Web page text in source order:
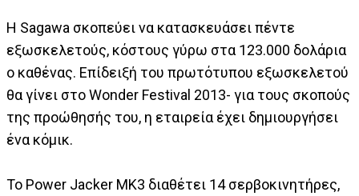
Η Sagawa σκοπεύει να κατασκευάσει πέντε
εξωσκελετούς, κόστους γύρω στα 123.000 δολάρια
ο καθένας. Επίδειξή του πρωτότυπου εξωσκελετού
θα γίνει στο Wonder Festival 2013- για τους σκοπούς
της προώθησής του, η εταιρεία έχει δημιουργήσει
ένα κόμικ.
Το Power Jacker MK3 διαθέτει 14 σερβοκινητήρες,